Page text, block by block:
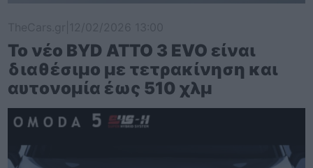
Το νέο BYD ATTO 3 EVO είναι
διαθέσιμο με τετρακίνηση και
αυτονομία έως 510 χλμ